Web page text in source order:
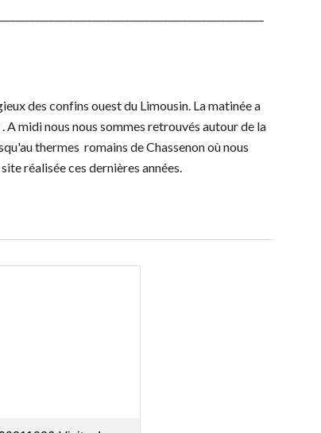
des confins ouest du Limousin. La matinée a
. A midi nous nous sommes retrouvés autour de la
thermes  romains de Chassenon où nous
réalisée ces dernières années.